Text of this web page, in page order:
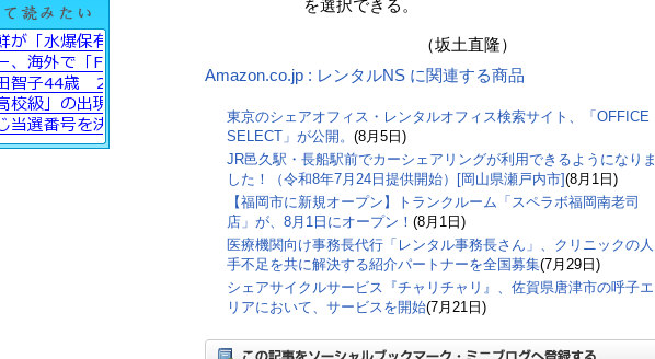
を選択できる。
（坂土直隆）
Amazon.co.jp : レンタルNS に関連する商品
東京のシェアオフィス・レンタルオフィス検索サイト、「OFFICE
SELECT」が公開。 (8月5日)
JR邑久駅・長船駅前でカーシェアリングが利用できるようになりま
した！（令和8年7月24日提供開始）[岡山県瀬戸内市](8月1日)
【福岡市に新規オープン】トランクルーム「スペラボ福岡南老司
店」が、8月1日にオープン！ (8月1日)
医療機関向け事務長代行「レンタル事務長さん」、クリニックの人
手不足を共に解決する紹介パートナーを全国募集(7月29日)
シェアサイクルサービス『チャリチャリ』、佐賀県唐津市の呼子エ
リアにおいて、サービスを開始(7月21日)